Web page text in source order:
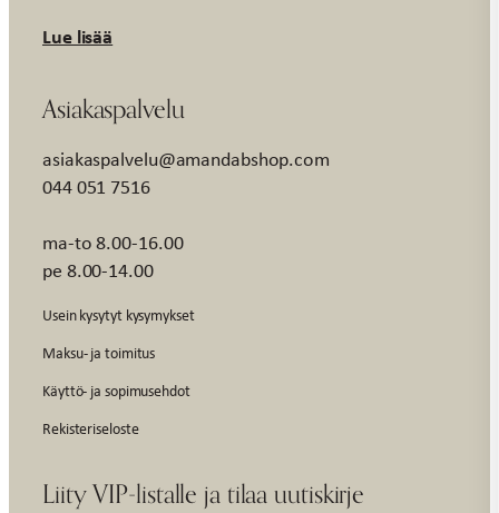
Lue lisää
Asiakaspalvelu
asiakaspalvelu@amandabshop.com
044 051 7516
ma-to 8.00-16.00
pe 8.00-14.00
Usein kysytyt kysymykset
Maksu- ja toimitus
Käyttö- ja sopimusehdot
Rekisteriseloste
Liity VIP-listalle ja tilaa uutiskirje